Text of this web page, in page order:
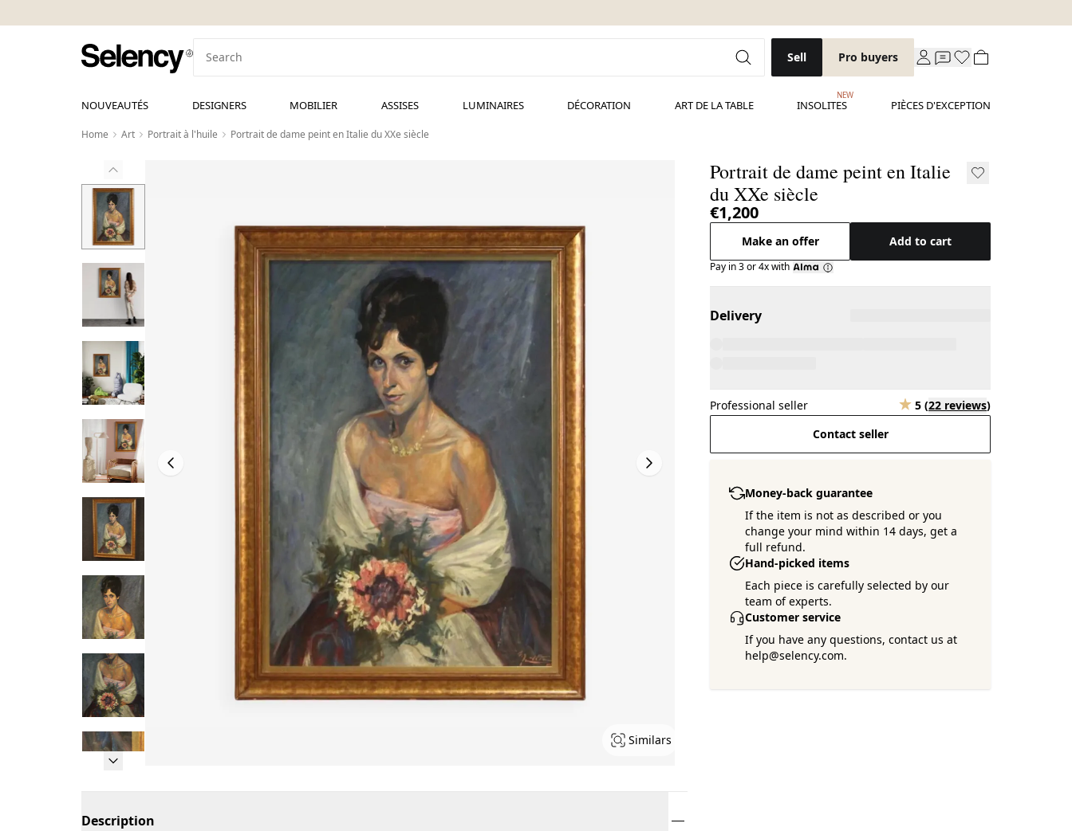
Sell Pro buyers
NOUVEAUTÉS DESIGNERS MOBILIER ASSISES LUMINAIRES DÉCORATION ART DE LA TABLE INSOLITES
NEW
PIÈCES D'EXCEPTION
Home Art Portrait à l'huile Portrait de dame peint en Italie du XXe siècle
Similars
Portrait de dame peint en Italie
du XXe siècle
€1,200
Make an offer Add to cart
Pay in 3 or 4x with
Delivery
Professional seller 5 (22 reviews)
Contact seller
Money-back guarantee
If the item is not as described or you
change your mind within 14 days, get a
full refund.
Hand-picked items
Each piece is carefully selected by our
team of experts.
Customer service
If you have any questions, contact us at
help@selency.com.
Description